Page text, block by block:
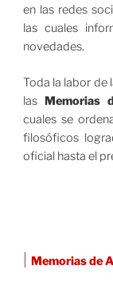
en las redes
las cuales
novedades.
Toda la labor de
las Memorias
cuales se
filosóficos
oficial hasta el
Memorias de